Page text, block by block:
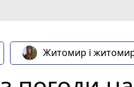
Житомир і